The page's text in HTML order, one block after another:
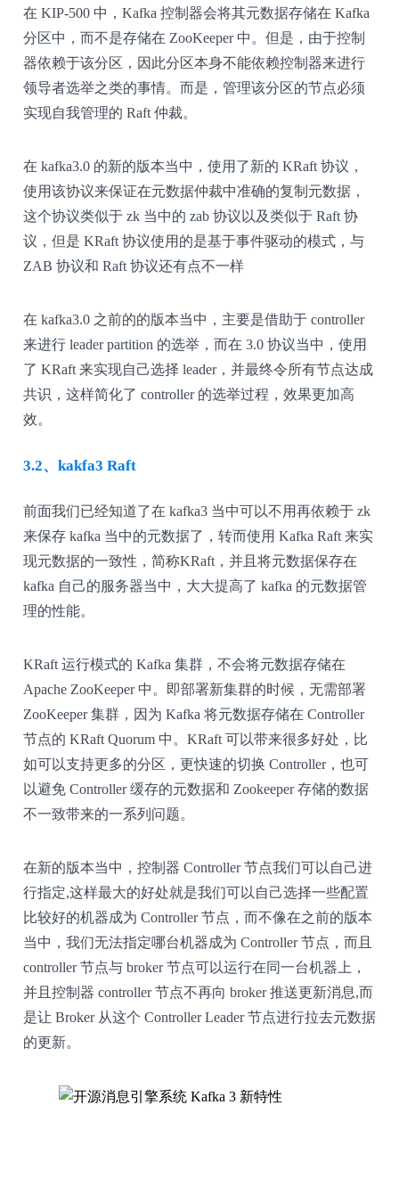
在 KIP-500 中，Kafka 控制器会将其元数据存储在 Kafka
分区中，而不是存储在 ZooKeeper 中。但是，由于控制
器依赖于该分区，因此分区本身不能依赖控制器来进行
领导者选举之类的事情。而是，管理该分区的节点必须
实现自我管理的 Raft 仲裁。
在 kafka3.0 的新的版本当中，使用了新的 KRaft 协议，
使用该协议来保证在元数据仲裁中准确的复制元数据，
这个协议类似于 zk 当中的 zab 协议以及类似于 Raft 协
议，但是 KRaft 协议使用的是基于事件驱动的模式，与
ZAB 协议和 Raft 协议还有点不一样
在 kafka3.0 之前的的版本当中，主要是借助于 controller
来进行 leader partition 的选举，而在 3.0 协议当中，使用
了 KRaft 来实现自己选择 leader，并最终令所有节点达成
共识，这样简化了 controller 的选举过程，效果更加高
效。
3.2、kakfa3 Raft
前面我们已经知道了在 kafka3 当中可以不用再依赖于 zk
来保存 kafka 当中的元数据了，转而使用 Kafka Raft 来实
现元数据的一致性，简称KRaft，并且将元数据保存在
kafka 自己的服务器当中，大大提高了 kafka 的元数据管
理的性能。
KRaft 运行模式的 Kafka 集群，不会将元数据存储在
Apache ZooKeeper 中。即部署新集群的时候，无需部署
ZooKeeper 集群，因为 Kafka 将元数据存储在 Controller
节点的 KRaft Quorum 中。KRaft 可以带来很多好处，比
如可以支持更多的分区，更快速的切换 Controller，也可
以避免 Controller 缓存的元数据和 Zookeeper 存储的数据
不一致带来的一系列问题。
在新的版本当中，控制器 Controller 节点我们可以自己进
行指定,这样最大的好处就是我们可以自己选择一些配置
比较好的机器成为 Controller 节点，而不像在之前的版本
当中，我们无法指定哪台机器成为 Controller 节点，而且
controller 节点与 broker 节点可以运行在同一台机器上，
并且控制器 controller 节点不再向 broker 推送更新消息,而
是让 Broker 从这个 Controller Leader 节点进行拉去元数据
的更新。